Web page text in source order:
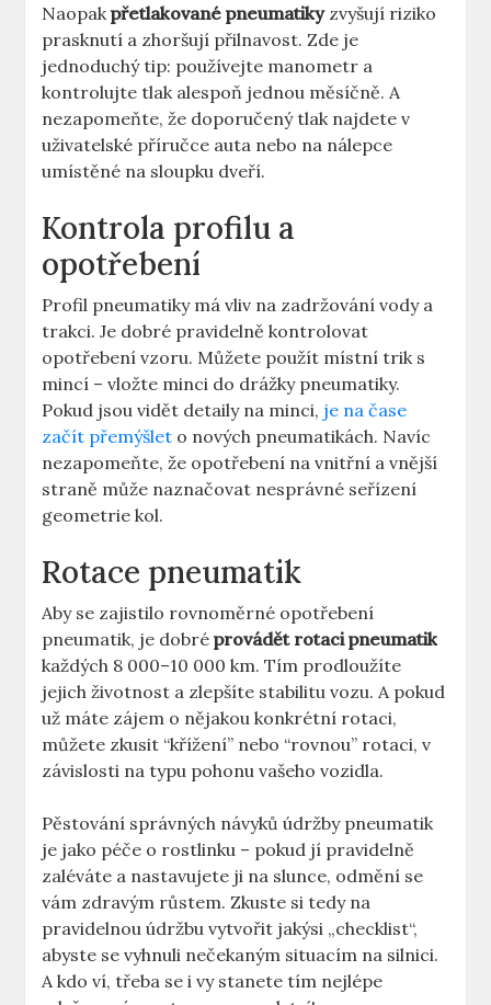
Naopakpřetlakované pneumatikyzvyšují riziko
prasknutí a zhoršují přilnavost. Zde je
jednoduchý tip: používejte manometr a
kontrolujte tlak alespoň jednou měsíčně. A
nezapomeňte, že doporučený tlak najdete v
uživatelské příručce auta nebo na nálepce
umístěné na sloupku dveří.
Kontrola profilu a
opotřebení
Profil pneumatiky má vliv na zadržování vody a
trakci. Je dobré pravidelně kontrolovat
opotřebení vzoru. Můžete použít místní trik s
mincí – vložte minci do drážky pneumatiky.
Pokud jsou vidět detaily na minci, je na čase
začít přemýšlet o nových pneumatikách. Navíc
nezapomeňte, že opotřebení na vnitřní a vnější
straně může naznačovat nesprávné seřízení
geometrie kol.
Rotace pneumatik
Aby se zajistilo rovnoměrné opotřebení
pneumatik, je dobréprovádět rotaci pneumatik
každých 8 000–10 000 km. Tím prodloužíte
jejich životnost a zlepšíte stabilitu vozu. A pokud
už máte zájem o nějakou konkrétní rotaci,
můžete zkusit “křížení” nebo “rovnou” rotaci, v
závislosti na typu pohonu vašeho vozidla.
Pěstování správných návyků údržby pneumatik
je jako péče o rostlinku – pokud jí pravidelně
zaléváte a nastavujete ji na slunce, odmění se
vám zdravým růstem. Zkuste si tedy na
pravidelnou údržbu vytvořit jakýsi „checklist“,
abyste se vyhnuli nečekaným situacím na silnici.
A kdo ví, třeba se i vy stanete tím nejlépe